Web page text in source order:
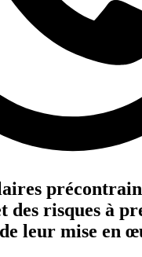
des risques à
leur mise en